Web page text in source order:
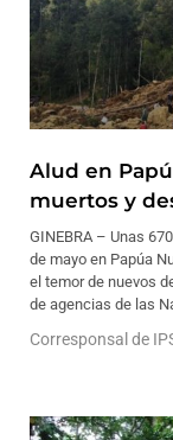
Alud en
muertos y
GINEBRA – Unas
de mayo en Papúa
el temor de nuevos
de agencias de las
Corresponsal de